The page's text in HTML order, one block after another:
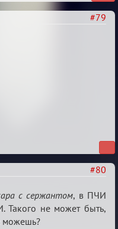
#79
#80
с сержантом, в ПЧИ
Такого не может быть,
можешь?